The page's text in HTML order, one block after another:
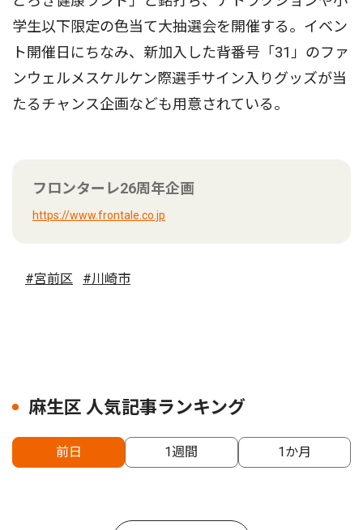
学生以下限定の色当て大抽選会を開催する。イベン
ト開催日にちなみ、新加入した背番号「31」のファ
ンウェルメスケルケン際選手サイン入りグッズが当
たるチャンス企画なども用意されている。
フロンターレ26周年企画
https://www.frontale.co.jp
#宮前区 #川崎市
麻生区 人気記事ランキング
前日 1週間 1か月